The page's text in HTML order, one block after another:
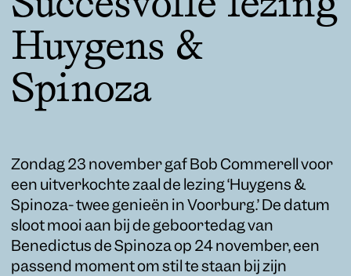
Huygens &
Spinoza
Zondag 23 november gaf Bob Commerell voor
een uitverkochte zaal de lezing ‘Huygens &
Spinoza- twee genieën in Voorburg.’ De datum
sloot mooi aan bij de geboortedag van
Benedictus de Spinoza op 24 november, een
passend moment om stil te staan bij zijn